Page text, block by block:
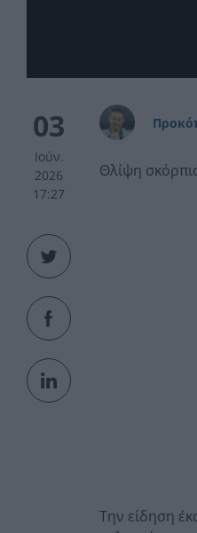
03
Ιούν.
2026
17:27
Θλίψη
Την είδηση